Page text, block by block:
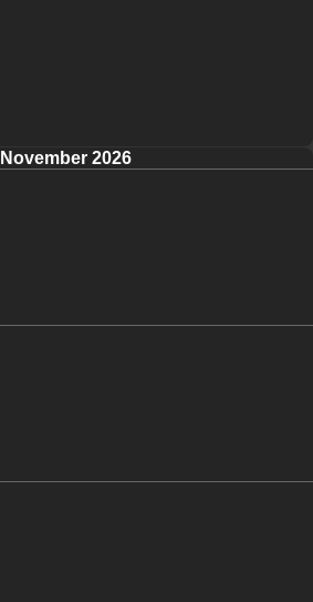
November 2026